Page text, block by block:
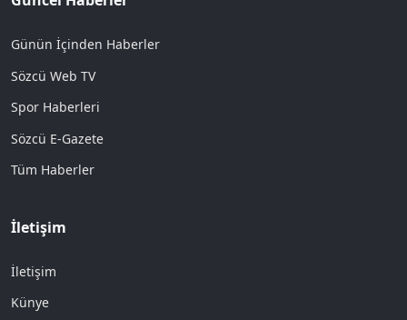
Günün İçinden Haberler
Sözcü Web TV
Spor Haberleri
Sözcü E-Gazete
Tüm Haberler
İletişim
İletişim
Künye